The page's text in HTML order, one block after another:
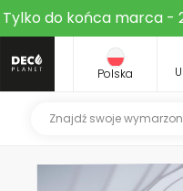
Tylko do końca marca -
Polska